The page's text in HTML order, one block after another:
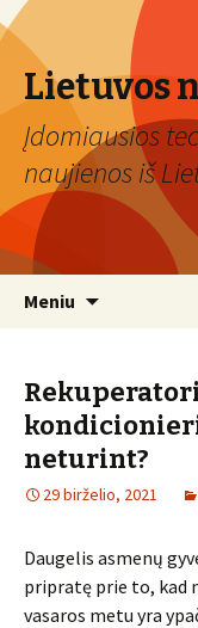
Lietuvos
Įdomiausios
naujienos iš
Meniu
neturint?
29 birželio, 2021
Daugelis asmenų
pripratę prie to, kad
vasaros metu yra